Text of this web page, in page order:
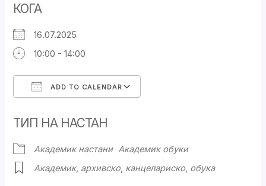
КОГА
16.07.2025
10:00 - 14:00
ADD TO CALENDAR
ТИП НА НАСТАН
Академик настани Академик обуки
Академик, архивско, канцелариско, обука